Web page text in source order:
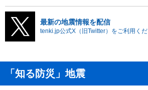
最新の地震情報を配信
tenki.jp公式X（旧Twitter）をご利用くだ
「知る防災」地震